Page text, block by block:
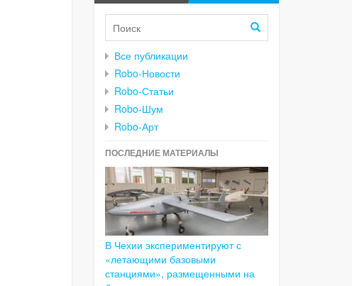
Все публикации
Robo-Новости
Robo-Статьи
Robo-Шум
Robo-Арт
ПОСЛЕДНИЕ МАТЕРИАЛЫ
В Чехии экспериментируют с
«летающими базовыми
станциями», размещенными на